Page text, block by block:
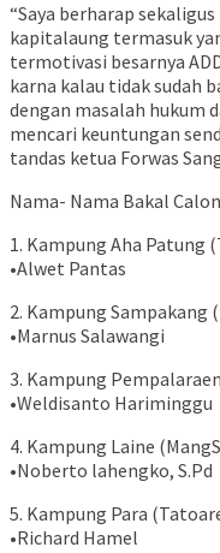
“Saya berharap
kapitalaung termasuk
termotivasi besarnya
karna kalau tidak sudah
dengan masalah hukum
mencari keuntungan
tandas ketua Forwas
Nama- Nama Bakal
1. Kampung Aha Patung
•Alwet Pantas
2. Kampung Sampakang
•Marnus Salawangi
3. Kampung
•Weldisanto Hariminggu
4. Kampung Laine
•Noberto lahengko, S.Pd
5. Kampung Para
•Richard Hamel